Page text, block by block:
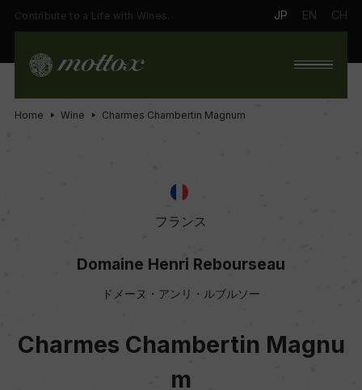
Contribute to a Life with Wines. JP EN CH
Home Wine Charmes Chambertin Magnum
フランス
Domaine Henri Rebourseau
ドメーヌ・アンリ・ルブルソー
Charmes Chambertin Magnu
m